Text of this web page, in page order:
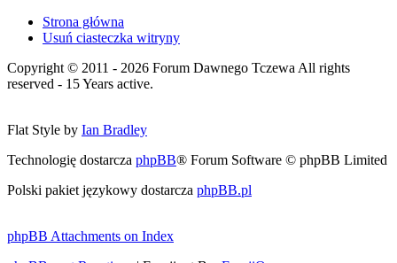
Strona główna
Usuń ciasteczka witryny
Copyright © 2011 - 2026 Forum Dawnego Tczewa All rights
reserved - 15 Years active.
Flat Style by Ian Bradley
Technologię dostarcza phpBB® Forum Software © phpBB Limited
Polski pakiet językowy dostarcza phpBB.pl
phpBB Attachments on Index